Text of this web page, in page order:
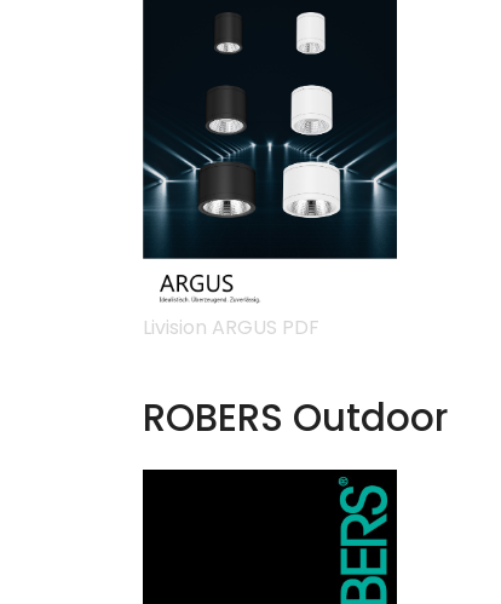
Livision ARGUS PDF
ROBERS Outdoor